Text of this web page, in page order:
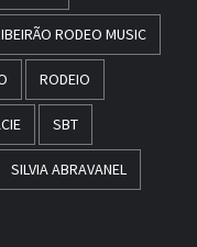
RODEO MUSIC
RODEIO
SBT
SILVIA ABRAVANEL